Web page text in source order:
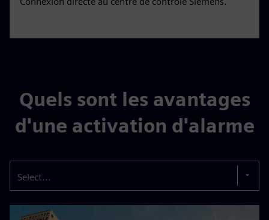
Quels sont les avantages
d'une activation d'alarme
Select...